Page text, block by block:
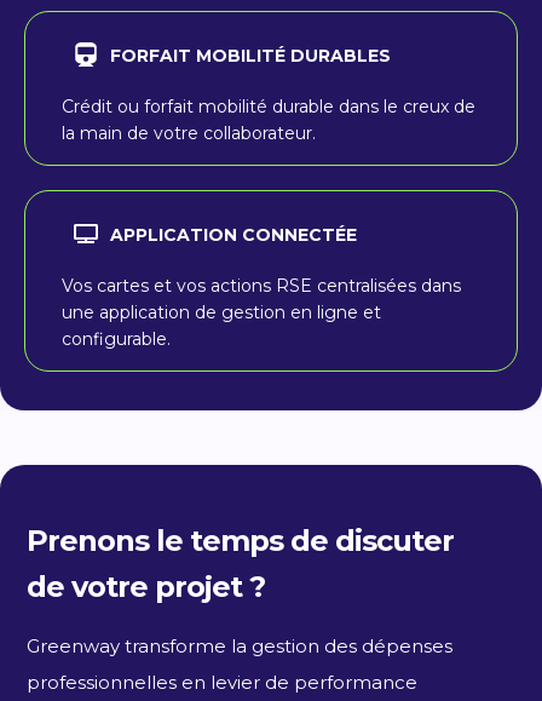
FORFAIT MOBILITÉ DURABLES
Crédit ou forfait mobilité durable dans le creux de
la main de votre collaborateur.
APPLICATION CONNECTÉE
Vos cartes et vos actions RSE centralisées dans
une application de gestion en ligne et
configurable.
Prenons le temps de discuter
de votre projet ?
Greenway transforme la gestion des dépenses
professionnelles en levier de performance